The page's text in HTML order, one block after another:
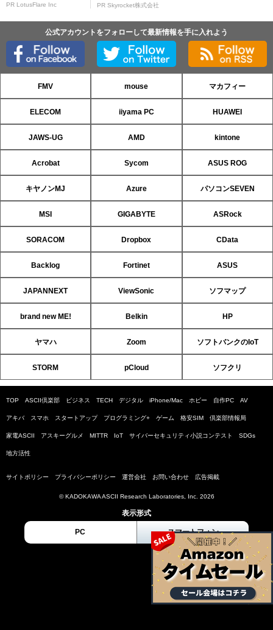
PR LotusFlare Inc PR Skyrocket株式会社
公式アカウントをフォローして最新情報を手に入れよう
FMV mouse マカフィー
ELECOM iiyama PC HUAWEI
JAWS-UG AMD kintone
Acrobat Sycom ASUS ROG
キヤノンMJ Azure パソコンSEVEN
MSI GIGABYTE ASRock
SORACOM Dropbox CData
Backlog Fortinet ASUS
JAPANNEXT ViewSonic ソフマップ
brand new ME! Belkin HP
ヤマハ Zoom ソフトバンクのIoT
STORM pCloud ソフクリ
TOP ASCII倶楽部 ビジネス TECH デジタル iPhone/Mac ホビー 自作PC AV
アキバ スマホ スタートアップ プログラミング+ ゲーム 格安SIM 倶楽部情報局
家電ASCII アスキーグルメ MITTR IoT サイバーセキュリティ小説コンテスト SDGs
地方活性
サイトポリシー プライバシーポリシー 運営会社 お問い合わせ 広告掲載
© KADOKAWA ASCII Research Laboratories, Inc. 2026
表示形式
PC スマートフォン